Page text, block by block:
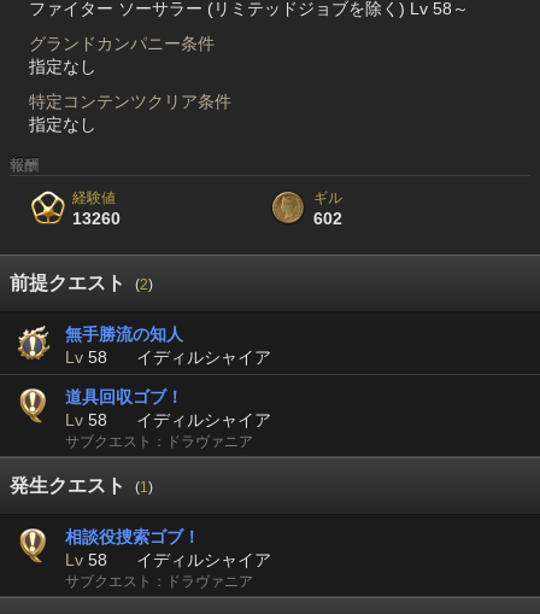
ファイター ソーサラー (リミテッドジョブを除く) Lv 58～
グランドカンパニー条件
指定なし
特定コンテンツクリア条件
指定なし
報酬
経験値
13260
ギル
602
前提クエスト (2)
無手勝流の知人
Lv 58 イディルシャイア
道具回収ゴブ！
Lv 58 イディルシャイア
サブクエスト：ドラヴァニア
発生クエスト (1)
相談役捜索ゴブ！
Lv 58 イディルシャイア
サブクエスト：ドラヴァニア